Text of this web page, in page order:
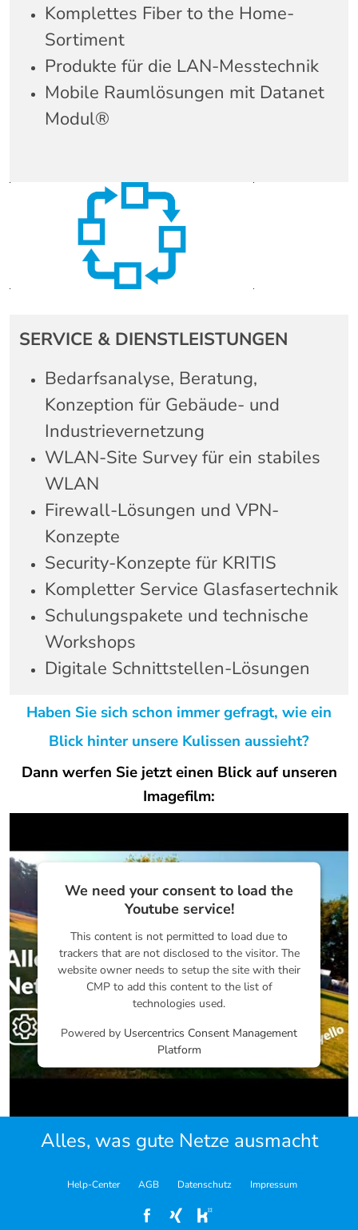
Komplettes Fiber to the Home-
Sortiment
Produkte für die LAN-Messtechnik
Mobile Raumlösungen mit Datanet
Modul®
SERVICE & DIENSTLEISTUNGEN
Bedarfsanalyse, Beratung,
Konzeption für Gebäude- und
Industrievernetzung
WLAN-Site Survey für ein stabiles
WLAN
Firewall-Lösungen und VPN-
Konzepte
Security-Konzepte für KRITIS
Kompletter Service Glasfasertechnik
Schulungspakete und technische
Workshops
Digitale Schnittstellen-Lösungen
Haben Sie sich schon immer gefragt, wie ein
Blick hinter unsere Kulissen aussieht?
Dann werfen Sie jetzt einen Blick auf unseren
Imagefilm:
We need your consent to load the
Youtube service!
This content is not permitted to load due to
trackers that are not disclosed to the visitor. The
website owner needs to setup the site with their
CMP to add this content to the list of
technologies used.
Powered by Usercentrics Consent Management
Platform
Alles, was gute Netze ausmacht
Help-Center AGB Datenschutz Impressum